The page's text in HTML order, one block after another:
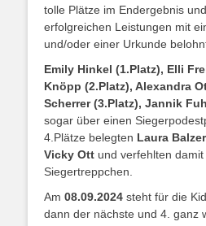
tolle Plätze im Endergebnis
erfolgreichen Leistungen mit
und/oder einer Urkunde
Emily Hinkel (1.Platz), Elli
Knöpp (2.Platz), Alexandra
Scherrer (3.Platz), Jannik
sogar über einen
4.Plätze belegten Laura
Vicky Ott und verfehlten
Siegertreppchen.
Am 08.09.2024 steht für die
dann der nächste und 4. ganz